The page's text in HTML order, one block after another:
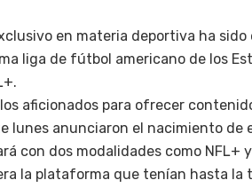
en materia deportiva ha sido
liga de fútbol americano de los
aficionados para ofrecer
lunes anunciaron el nacimiento de
con dos modalidades como NFL+ y
la plataforma que tenían hasta la